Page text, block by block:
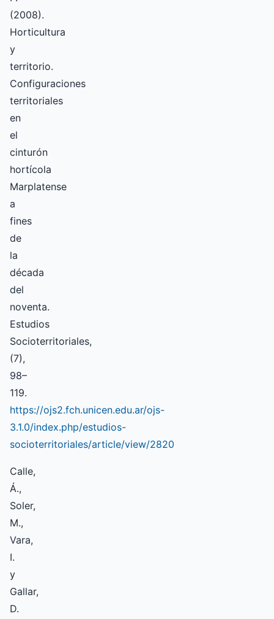
(2008).
Horticultura
y
territorio.
Configuraciones
territoriales
en
el
cinturón
hortícola
Marplatense
a
fines
de
la
década
del
noventa.
Estudios
Socioterritoriales,
(7),
98–
119.
https://ojs2.fch.unicen.edu.ar/ojs-
3.1.0/index.php/estudios-
socioterritoriales/article/view/2820
Calle,
Á.,
Soler,
M.,
Vara,
I.
y
Gallar,
D.